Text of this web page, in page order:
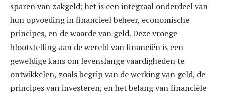
sparen van zakgeld; het is een integraal onderdeel van
hun opvoeding in financieel beheer, economische
principes, en de waarde van geld. Deze vroege
blootstelling aan de wereld van financiën is een
geweldige kans om levenslange vaardigheden te
ontwikkelen, zoals begrip van de werking van geld, de
principes van investeren, en het belang van financiële